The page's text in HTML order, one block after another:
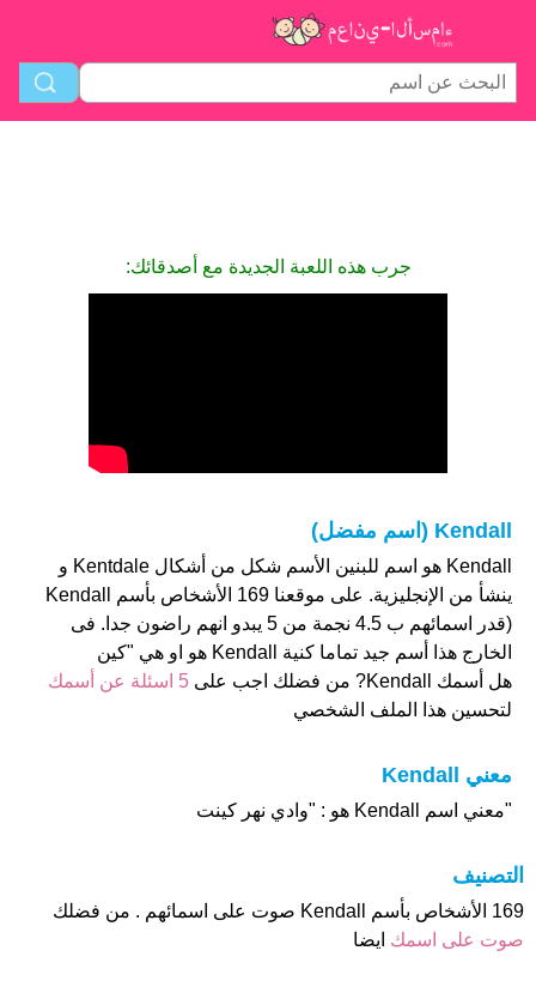
جرب هذه اللعبة الجديدة مع أصدقائك:
Kendall (اسم مفضل)
Kendall هو اسم للبنين الأسم شكل من أشكال Kentdale و
ينشأ من الإنجليزية. على موقعنا 169 الأشخاص بأسم Kendall
(قدر اسمائهم ب 4.5 نجمة من 5 يبدو انهم راضون جدا. فى
الخارج هذا أسم جيد تماما كنية Kendall هو او هي "كين
هل أسمك Kendall? من فضلك اجب على
5 اسئلة عن أسمك
لتحسين هذا الملف الشخصي
معني Kendall
"معني اسم Kendall هو : "وادي نهر كينت
التصنيف
169 الأشخاص بأسم Kendall صوت على اسمائهم . من فضلك
صوت على اسمك ايضا